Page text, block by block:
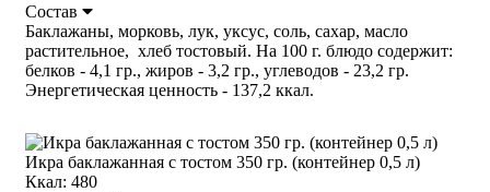
Состав
Баклажаны, морковь, лук, уксус, соль, сахар, масло
растительное, хлеб тостовый. На 100 г. блюдо содержит:
белков - 4,1 гр., жиров - 3,2 гр., углеводов - 23,2 гр.
Энергетическая ценность - 137,2 ккал.
Икра баклажанная с тостом 350 гр. (контейнер 0,5 л)
Ккал: 480